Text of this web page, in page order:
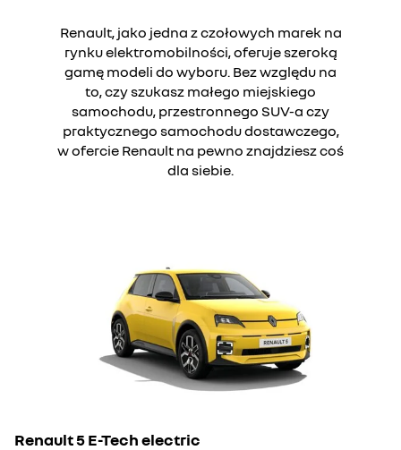
Renault, jako jedna z czołowych marek na
rynku elektromobilności, oferuje szeroką
gamę modeli do wyboru. Bez względu na
to, czy szukasz małego miejskiego
samochodu, przestronnego SUV-a czy
praktycznego samochodu dostawczego,
w ofercie Renault na pewno znajdziesz coś
dla siebie.
Renault 5 E-Tech electric